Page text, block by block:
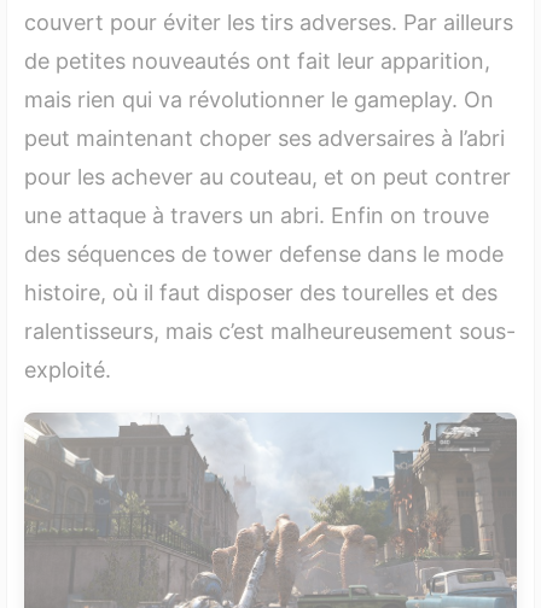
couvert pour éviter les tirs adverses. Par ailleurs
de petites nouveautés ont fait leur apparition,
mais rien qui va révolutionner le gameplay. On
peut maintenant choper ses adversaires à l’abri
pour les achever au couteau, et on peut contrer
une attaque à travers un abri. Enfin on trouve
des séquences de tower defense dans le mode
histoire, où il faut disposer des tourelles et des
ralentisseurs, mais c’est malheureusement sous-
exploité.